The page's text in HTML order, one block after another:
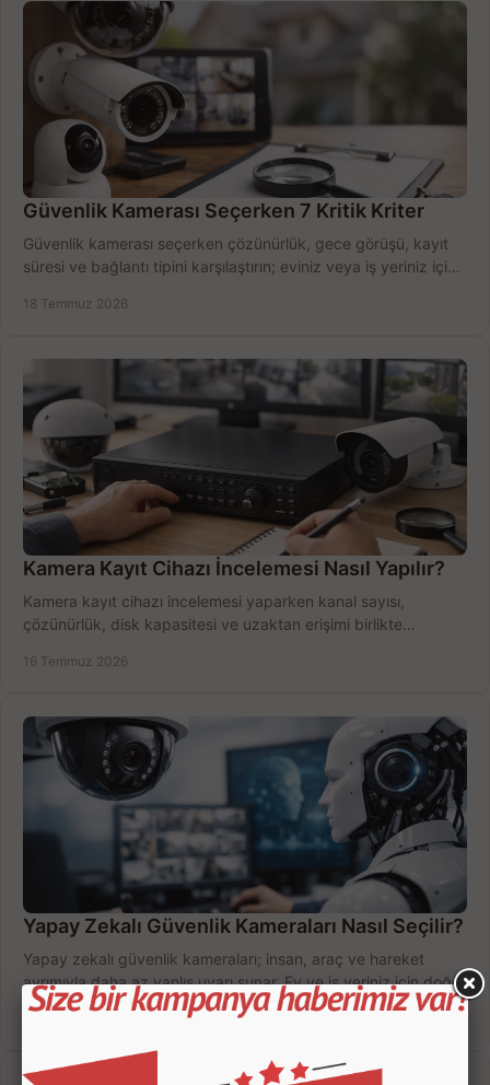
Güvenlik Kamerası Seçerken 7 Kritik Kriter
Güvenlik kamerası seçerken çözünürlük, gece görüşü, kayıt
süresi ve bağlantı tipini karşılaştırın; eviniz veya iş yeriniz için
18 Temmuz 2026
Kamera Kayıt Cihazı İncelemesi Nasıl Yapılır?
Kamera kayıt cihazı incelemesi yaparken kanal sayısı,
çözünürlük, disk kapasitesi ve uzaktan erişimi birlikte
16 Temmuz 2026
Yapay Zekalı Güvenlik Kameraları Nasıl Seçilir?
Yapay zekalı güvenlik kameraları; insan, araç ve hareket
ayrımıyla daha az yanlış uyarı sunar. Ev ve iş yeriniz için doğru
modeli, fiyatı karşılaştırın.